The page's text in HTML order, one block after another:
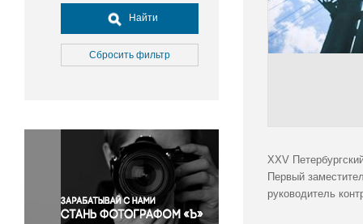
Досуг, туризм и отдых
Культура
Медицина
Окружающая среда
Политика
Правосудие
Происшествия и конфликты
Религия
Найти
Сбросить фильтр
XXV
Первый
руководитель